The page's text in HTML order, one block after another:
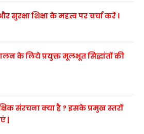
शिक्षा के महत्व पर चर्चा करें ।
के लिये प्रयुक्त मूलभूत सिद्धांतों की
संरचना क्या है ? इसके प्रमुख स्तरों
|